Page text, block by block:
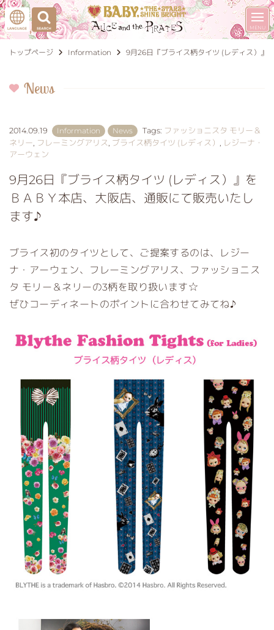
トップページ Information 9月26日『ブライス柄タイツ (レディス）』
News
2014.09.19 Information News Tags: ファッショニスタ モリー＆
ネリー, フレーミングアリス, ブライス柄タイツ (レディス） , レジーナ・
アーウェン
9月26日『ブライス柄タイツ (レディス）』を
ＢＡＢＹ本店、大阪店、通販にて販売いたし
ます♪
ブライス初のタイツとして、ご提案するのは、レジー
ナ・アーウェン、フレーミングアリス、ファッショニス
タ モリー＆ネリーの3柄を取り扱います☆
ぜひコーディネートのポイントに合わせてみてね♪